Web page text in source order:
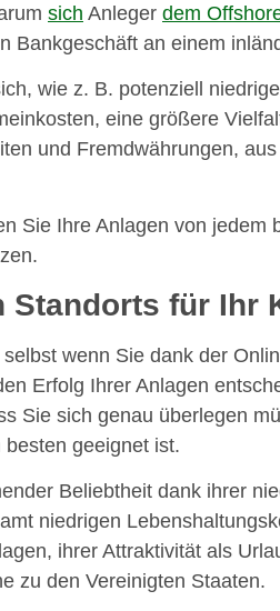
sich Anleger dem
Bankgeschäft an einem
wie z. B. potenziell
eine größere
und Fremdwährungen,
Sie Ihre Anlagen von jedem
Standorts für Ihr
wenn Sie dank der
Erfolg Ihrer Anlagen
Sie sich genau überlegen
geeignet ist.
Beliebtheit dank ihrer
niedrigen
ihrer Attraktivität als
zu den Vereinigten Staaten.